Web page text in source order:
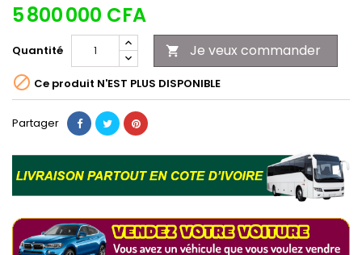
5 800 000 CFA
Quantité  Je veux commander
 Ce produit N'EST PLUS DISPONIBLE
Partager